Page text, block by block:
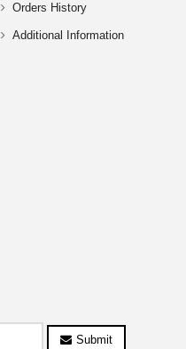
Orders History
Additional Information
Submit